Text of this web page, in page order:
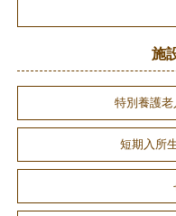
施
特別養護
短期入所